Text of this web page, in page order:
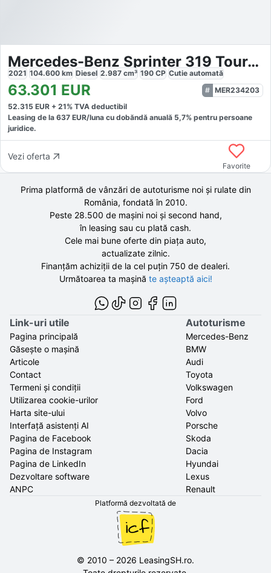
Mercedes-Benz Sprinter 319 Tourer L2H1
2021 104.600 km Diesel 2.987 cm³ 190 CP Cutie automată
63.301 EUR
MER234203
52.315 EUR + 21% TVA deductibil
Leasing de la 637 EUR/luna cu dobăndă anuală 5,7% pentru persoane
juridice.
Vezi oferta
Favorite
Prima platformă de vânzări de autoturisme noi și rulate din
România, fondată în 2010.
Peste 28.500 demașini noi și second hand,
în leasing sau cu plată cash.
Cele mai bune oferte din piața auto,
actualizate zilnic.
Finanțăm achiziții de la cel puțin 750 de dealeri.
Următoarea ta mașină te așteaptă aici!
Link-uri utile
Pagina principală
Găsește o mașină
Articole
Contact
Termeni și condiții
Utilizarea cookie-urilor
Harta site-ului
Interfață asistenți AI
Pagina de Facebook
Pagina de Instagram
Pagina de LinkedIn
Dezvoltare software
ANPC
Autoturisme
Mercedes-Benz
BMW
Audi
Toyota
Volkswagen
Ford
Volvo
Porsche
Skoda
Dacia
Hyundai
Lexus
Renault
Platformă dezvoltată de
© 2010 – 2026 LeasingSH.ro.